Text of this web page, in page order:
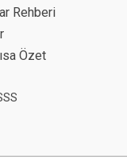
Rehberi
Özet